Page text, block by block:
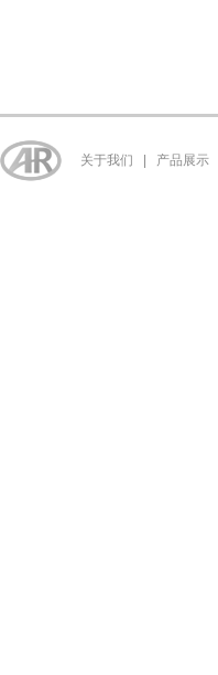
关于我们 产品展示